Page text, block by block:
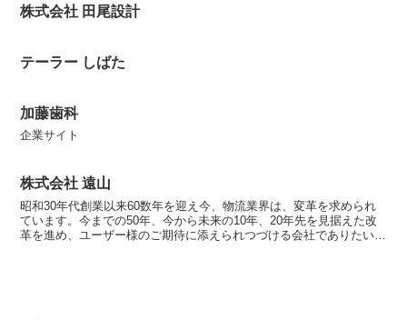
株式会社 田尾設計
テーラー しばた
加藤歯科
企業サイト
株式会社 遠山
昭和30年代創業以来60数年を迎え今、物流業界は、変革を求められ
ています。今までの50年、今から未来の10年、20年先を見据えた改
革を進め、ユーザー様のご期待に添えられつづける会社でありたいで